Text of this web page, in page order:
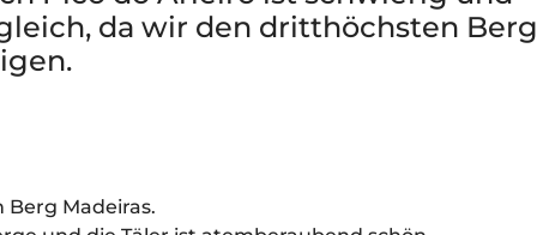
da wir den dritthöchsten Berg
Madeiras.